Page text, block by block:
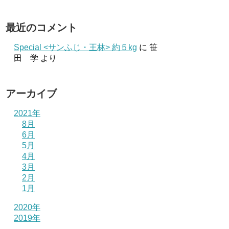
最近のコメント
Special <サンふじ・王林> 約５kg に 笹
田 学 より
アーカイブ
2021年
8月
6月
5月
4月
3月
2月
1月
2020年
2019年